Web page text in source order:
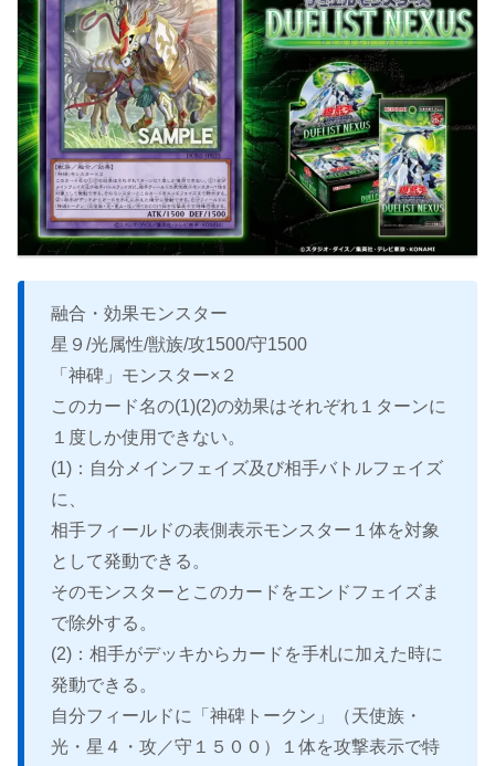
融合・効果モンスター
星９/光属性/獣族/攻1500/守1500
「神碑」モンスター×２
このカード名の(1)(2)の効果はそれぞれ１ターンに
１度しか使用できない。
(1)：自分メインフェイズ及び相手バトルフェイズ
に、
相手フィールドの表側表示モンスター１体を対象
として発動できる。
そのモンスターとこのカードをエンドフェイズま
で除外する。
(2)：相手がデッキからカードを手札に加えた時に
発動できる。
自分フィールドに「神碑トークン」（天使族・
光・星４・攻／守１５００）１体を攻撃表示で特